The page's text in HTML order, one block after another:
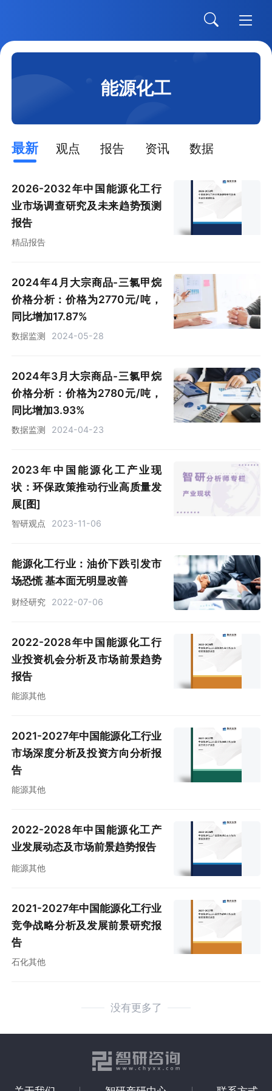
能源化工
最新 观点 报告 资讯 数据
2026-2032年中国能源化工行
业市场调查研究及未来趋势预测
报告
精品报告
2024年4月大宗商品-三氯甲烷
价格分析：价格为2770元/吨，
同比增加17.87%
数据监测 2024-05-28
2024年3月大宗商品-三氯甲烷
价格分析：价格为2780元/吨，
同比增加3.93%
数据监测 2024-04-23
2023年中国能源化工产业现
状：环保政策推动行业高质量发
展[图]
智研观点 2023-11-06
能源化工行业：油价下跌引发市
场恐慌 基本面无明显改善
财经研究 2022-07-06
2022-2028年中国能源化工行
业投资机会分析及市场前景趋势
报告
能源其他
2021-2027年中国能源化工行业
市场深度分析及投资方向分析报
告
能源其他
2022-2028年中国能源化工产
业发展动态及市场前景趋势报告
能源其他
2021-2027年中国能源化工行业
竞争战略分析及发展前景研究报
告
石化其他
没有更多了